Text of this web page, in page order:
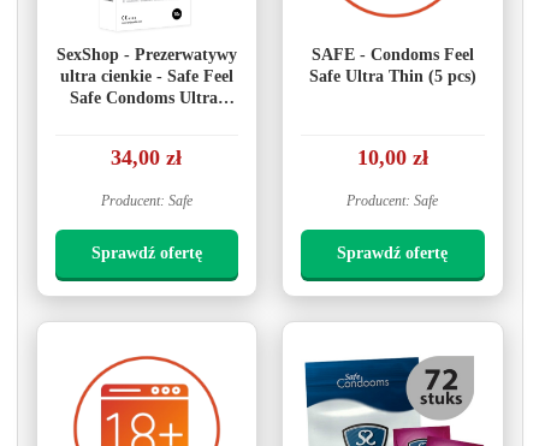
SexShop - Prezerwatywy
ultra cienkie - Safe Feel
Safe Condoms Ultra-
34,00 zł
Producent: Safe
Sprawdź ofertę
SAFE - Condoms Feel
Safe Ultra Thin (5 pcs)
10,00 zł
Producent: Safe
Sprawdź ofertę